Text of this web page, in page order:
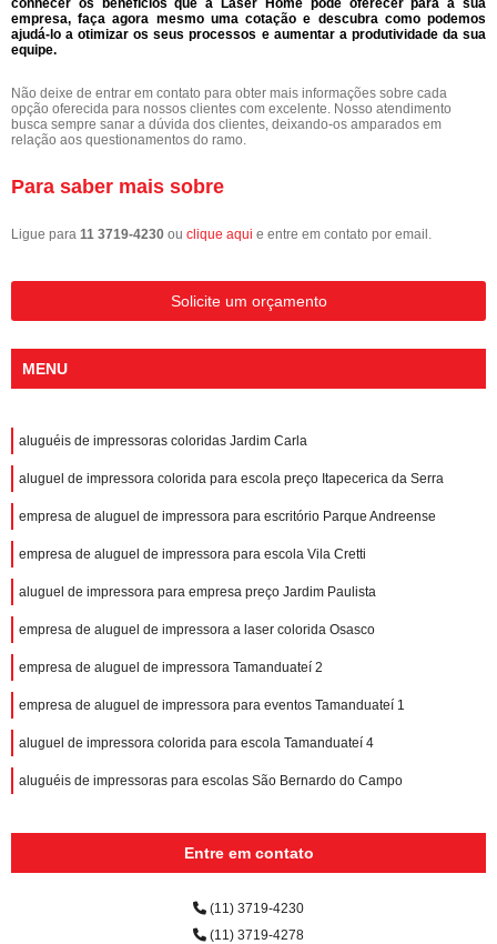
conhecer os benefícios que a Laser Home pode oferecer para a sua
empresa, faça agora mesmo uma cotação e descubra como podemos
ajudá-lo a otimizar os seus processos e aumentar a produtividade da sua
equipe.
Não deixe de entrar em contato para obter mais informações sobre cada
opção oferecida para nossos clientes com excelente. Nosso atendimento
busca sempre sanar a dúvida dos clientes, deixando-os amparados em
relação aos questionamentos do ramo.
Para saber mais sobre
Ligue para 11 3719-4230 ou clique aqui e entre em contato por email.
Solicite um orçamento
MENU
aluguéis de impressoras coloridas Jardim Carla
aluguel de impressora colorida para escola preço Itapecerica da Serra
empresa de aluguel de impressora para escritório Parque Andreense
empresa de aluguel de impressora para escola Vila Cretti
aluguel de impressora para empresa preço Jardim Paulista
empresa de aluguel de impressora a laser colorida Osasco
empresa de aluguel de impressora Tamanduateí 2
empresa de aluguel de impressora para eventos Tamanduateí 1
aluguel de impressora colorida para escola Tamanduateí 4
aluguéis de impressoras para escolas São Bernardo do Campo
Entre em contato
(11) 3719-4230
(11) 3719-4278